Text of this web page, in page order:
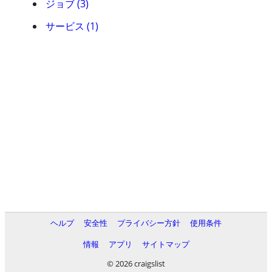
ジョブ (3)
サービス (1)
ヘルプ 安全性 プライバシー方針
使用条件
情報
アプリ
サイトマップ
© 2026 craigslist